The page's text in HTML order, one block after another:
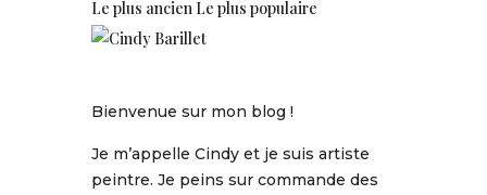
Le plus ancien Le plus populaire
Bienvenue sur mon blog !
Je m’appelle Cindy et je suis artiste
peintre. Je peins sur commande des